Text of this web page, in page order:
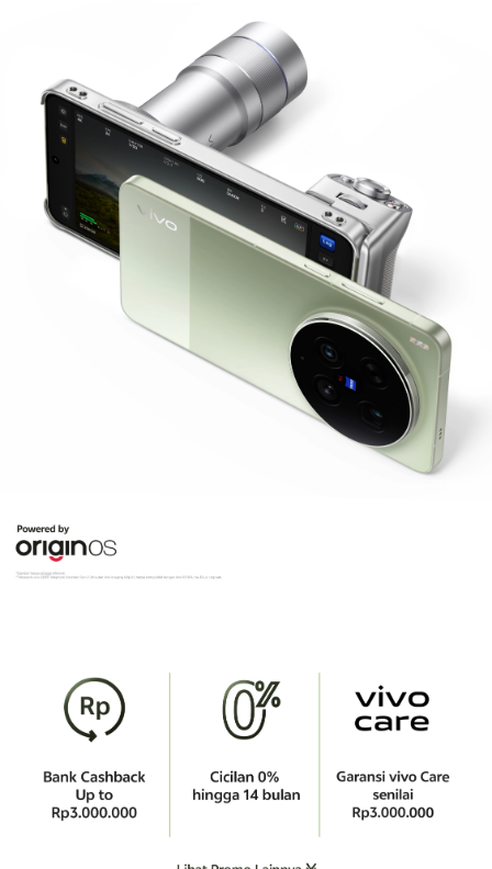
Indonesia | Pilih negara/wilayah
Tenor, bunga/biaya layanan, serta mekanisme
cicilan mengikuti syarat & ketentuan masing-
masing penyedia pembiayaan.
Program hanya berlaku di toko tertentu yang
bekerja sama (toko rekanan) dan dapat berbeda di
setiap toko.
Promo berlaku dengan kuota terbatas dan dapat
berakhir sewaktu-waktu apabila kuota telah habis.
Promo cicilan tidak dapat digabungkan dengan
promo pembiayaan lainnya, kecuali ditentukan lain
oleh masing-masing penyedia.
Pihak penyedia pembiayaan dan penyelenggara
berhak melakukan verifikasi dan persetujuan
transaksi.
Penyelenggara dan mitra pembiayaan berhak
mengubah syarat & ketentuan program sewaktu-
waktu tanpa pemberitahuan terlebih dahulu.
Dengan mengikuti program ini, customer dianggap
telah menyetujui seluruh syarat & ketentuan yang